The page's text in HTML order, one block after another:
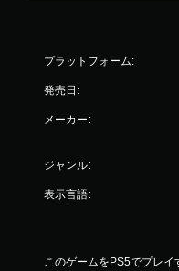
プラットフォーム:
発売日:
メーカー:
ジャンル:
表示言語:
このゲームをPS5でプレ